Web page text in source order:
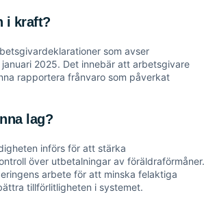
i kraft?
som avser
2025. Det innebär att arbetsgivare
rapportera frånvaro som påverkat
lag?
införs för att stärka
över utbetalningar av föräldraförmåner.
arbete för att minska felaktiga
tillförlitligheten i systemet.